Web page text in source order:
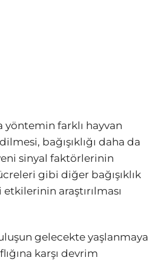
yöntemin farklı hayvan
bağışıklığı daha da
sinyal faktörlerinin
gibi diğer bağışıklık
araştırılması
gelecekte yaşlanmaya
karşı devrim